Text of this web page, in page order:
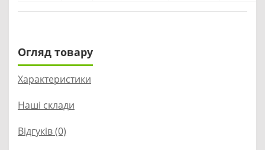
Огляд товару
Характеристики
Наші склади
Відгуків (0)